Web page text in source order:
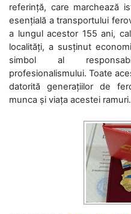
referință, care marchează
esențială a transportului
a lungul acestor 155 ani,
localități, a susținut
simbol al
profesionalismului. Toate
datorită generațiilor de
munca și viața acestei